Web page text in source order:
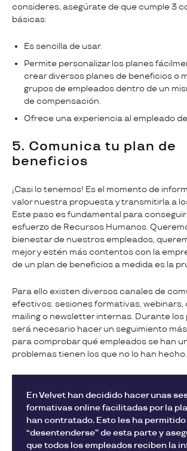
consideres, asegúrate de que cumple 3
básicas:
Es sencilla de usar.
Permite personalizar los planes
crear diversos planes de beneficios o
grupos de empleados dentro de un
de compensación.
Ofrece una experiencia al empleado
5. Comunica tu plan de
beneficios
¡Casi lo tenemos! Es el momento de
valor nuestra propuesta y transmitirla a
Este paso es fundamental para conseguir
esfuerzo de Recursos Humanos.
bienestar de nuestros empleados,
mejor y estén más contentos con la
de un plan de beneficios a medida es la
Para ello existen diversos canales de
efectivos: sesiones formativas, webinars,
mailing o newsletter internas. Durante
será necesario hacer un seguimiento
para comprobar qué empleados se han
problemas tienen los que no lo han
En Velvet han decidido hacer unas
formativas online facilitadas por la
han contratado. Esto les ha permitido
“desentenderse” de esta parte y
que todos los empleados reciben la